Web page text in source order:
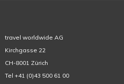
travel worldwide AG
Kirchgasse 22
CH-8001 Zürich
Tel +41 (0)43 500 61 00